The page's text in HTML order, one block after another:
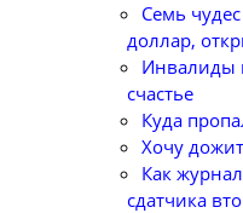
Семь
доллар,
Инвалиды
счастье
Куда
Хочу
Как
сдатчика